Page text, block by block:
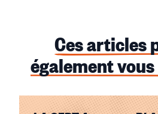
Ces articles
également